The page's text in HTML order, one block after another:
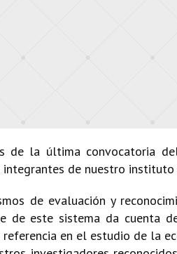
la última convocatoria
de nuestro
de evaluación y
de este sistema da
en el estudio de la